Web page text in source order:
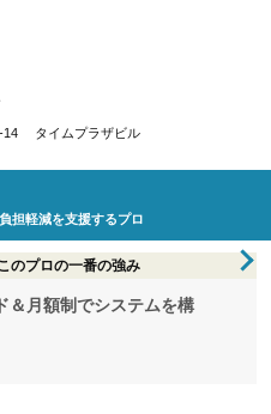
14 タイムプラザビル
担軽減を支援するプロ
のプロの一番の強み
＆月額制でシステムを構